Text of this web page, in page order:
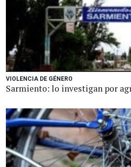
VIOLENCIA DE GÉNERO
Sarmiento: lo investigan por